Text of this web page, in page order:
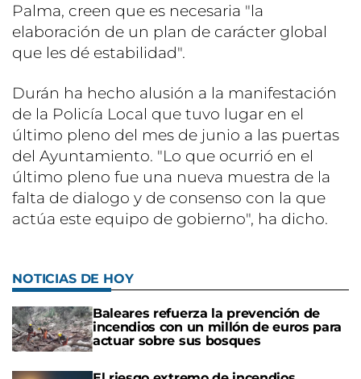
Palma, creen que es necesaria "la
elaboración de un plan de carácter global
que les dé estabilidad".
Durán ha hecho alusión a la manifestación
de la Policía Local que tuvo lugar en el
último pleno del mes de junio a las puertas
del Ayuntamiento. "Lo que ocurrió en el
último pleno fue una nueva muestra de la
falta de dialogo y de consenso con la que
actúa este equipo de gobierno", ha dicho.
NOTICIAS DE HOY
Baleares refuerza la prevención de
incendios con un millón de euros para
actuar sobre sus bosques